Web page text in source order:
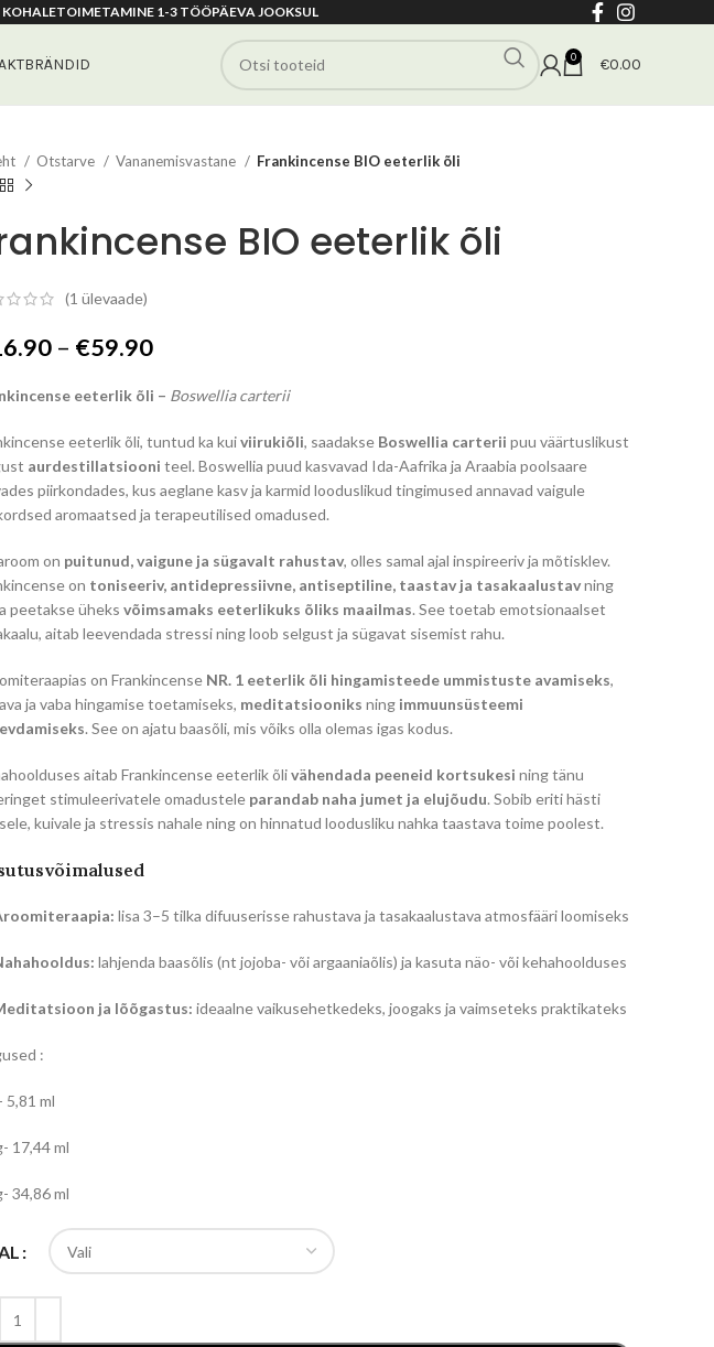
KOHALETOIMETAMINE 1-3 TÖÖPÄEVA JOOKSUL
BRÄNDID 0 €0.00
Otstarve Vananemisvastane Frankincense BIO eeterlik õli
BIO eeterlik õli
(1 ülevaade)
– €59.90Hinnavahemik:
kuni
€59.90
eeterlik õli – Boswellia carterii
eeterlik õli, tuntud ka kuiviirukiõli, saadakse Boswellia carterii puu väärtuslikust
aurdestillatsiooni teel. Boswellia puud kasvavad Ida-Aafrika ja Araabia poolsaare
piirkondades, kus aeglane kasv ja karmid looduslikud tingimused annavad vaigule
aromaatsed ja terapeutilised omadused.
on puitunud, vaigune ja sügavalt rahustav, olles samal ajal inspireeriv ja mõtisklev.
on toniseeriv, antidepressiivne, antiseptiline, taastav ja tasakaalustavning
peetakse üheks võimsamaks eeterlikuks õliks maailmas. See toetab emotsionaalset
aitab leevendada stressi ning loob selgust ja sügavat sisemist rahu.
on Frankincense NR. 1 eeterlik õli hingamisteede ummistuste avamiseks,
ja vaba hingamise toetamiseks, meditatsiooniks ning immuunsüsteemi
. See on ajatu baasõli, mis võiks olla olemas igas kodus.
aitab Frankincense eeterlik õlivähendada peeneid kortsukesi ning tänu
stimuleerivatele omadustele parandab naha jumet ja elujõudu. Sobib eriti hästi
kuivale ja stressis nahale ning on hinnatud loodusliku nahka taastava toime poolest.
lisa 3–5 tilka difuuserisse rahustava ja tasakaalustava atmosfääri loomiseks
lahjenda baasõlis (nt jojoba- või argaaniaõlis) ja kasuta näo- või kehahoolduses
ja lõõgastus: ideaalne vaikusehetkedeks, joogaks ja vaimseteks praktikateks
:
5,81 ml
17,44 ml
34,86 ml